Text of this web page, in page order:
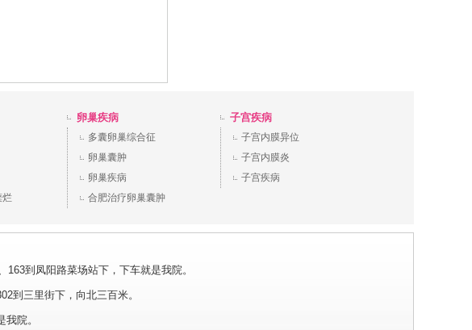
烂
卵巢疾病
多囊卵巢综合征
卵巢囊肿
卵巢疾病
合肥治疗卵巢囊肿
子宫疾病
子宫内膜异位
子宫内膜炎
子宫疾病
到凤阳路菜场站下，下车就是我院。
到三里街下，向北三百米。
院。